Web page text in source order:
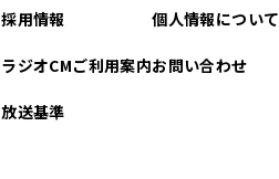
採用情報
ラジオCMご利用案内
放送基準
個人情報について
お問い合わせ